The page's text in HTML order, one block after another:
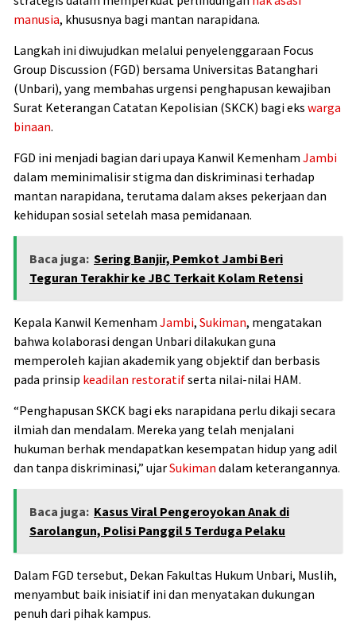
manusia, khususnya bagi mantan narapidana.
Langkah ini diwujudkan melalui penyelenggaraan Focus
Group Discussion (FGD) bersama Universitas Batanghari
(Unbari), yang membahas urgensi penghapusan kewajiban
Surat Keterangan Catatan Kepolisian (SKCK) bagi eks warga
binaan.
FGD ini menjadi bagian dari upaya Kanwil Kemenham Jambi
dalam meminimalisir stigma dan diskriminasi terhadap
mantan narapidana, terutama dalam akses pekerjaan dan
kehidupan sosial setelah masa pemidanaan.
Baca juga: Sering Banjir, Pemkot Jambi Beri
Teguran Terakhir ke JBC Terkait Kolam Retensi
Kepala Kanwil Kemenham Jambi, Sukiman, mengatakan
bahwa kolaborasi dengan Unbari dilakukan guna
memperoleh kajian akademik yang objektif dan berbasis
pada prinsip keadilan restoratifserta nilai-nilai HAM.
“Penghapusan SKCK bagi eks narapidana perlu dikaji secara
ilmiah dan mendalam. Mereka yang telah menjalani
hukuman berhak mendapatkan kesempatan hidup yang adil
dan tanpa diskriminasi,” ujarSukiman dalam keterangannya.
Baca juga: Kasus Viral Pengeroyokan Anak di
Sarolangun, Polisi Panggil 5 Terduga Pelaku
Dalam FGD tersebut, Dekan Fakultas Hukum Unbari, Muslih,
menyambut baik inisiatif ini dan menyatakan dukungan
penuh dari pihak kampus.